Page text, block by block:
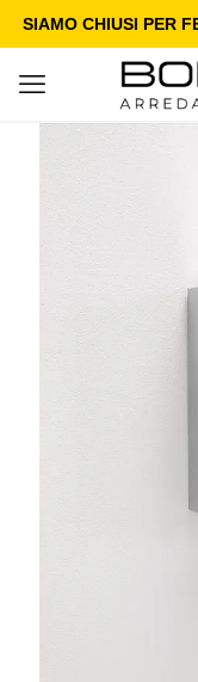
SIAMO CHIUSI PER